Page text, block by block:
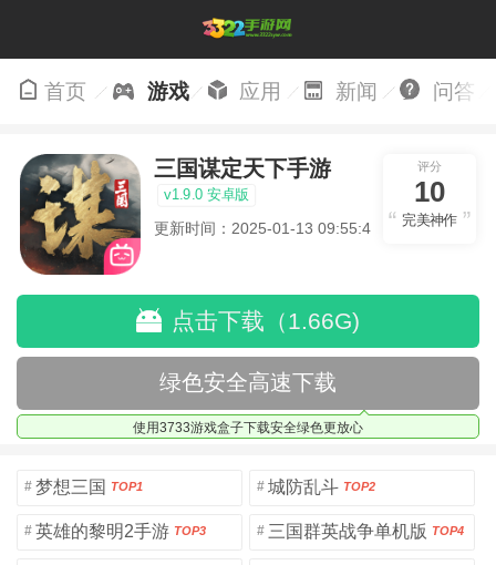
首页 游戏 应用 新闻 问答
三国谋定天下手游
v1.9.0 安卓版
更新时间：2025-01-13 09:55:49
评分
10
完美神作
点击下载（1.66G)
绿色安全高速下载
使用3733游戏盒子下载安全绿色更放心
# 梦想三国 TOP1 # 城防乱斗 TOP2
# 英雄的黎明2手游 TOP3 # 三国群英战争单机版 TOP4